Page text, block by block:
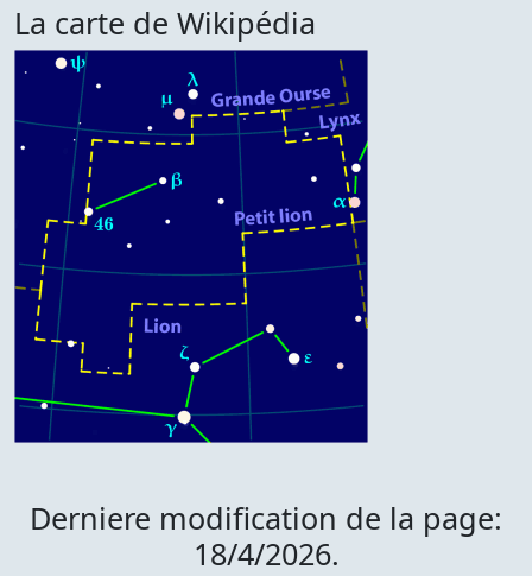
La carte de Wikipédia
Derniere modification de la page:
18/4/2026.